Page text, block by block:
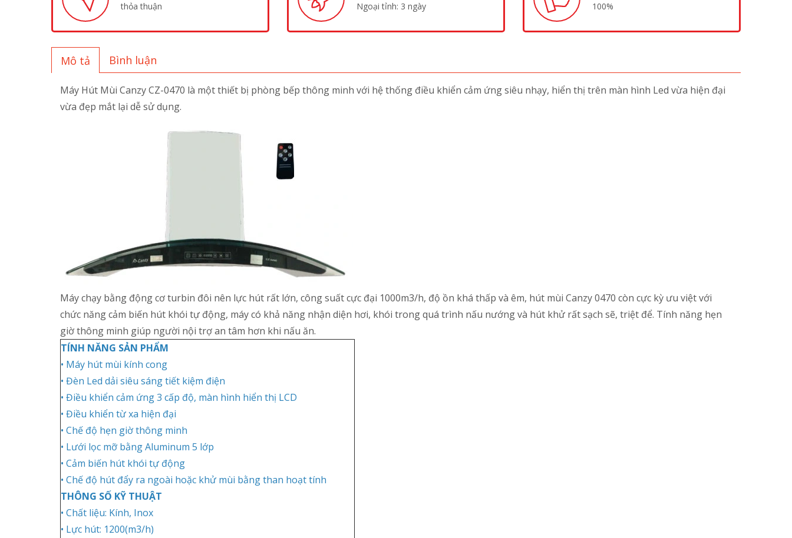
thỏa thuận
Ngoại tỉnh: 3 ngày
100%
Mô tả Bình luận
Máy Hút Mùi Canzy CZ-0470 là một thiết bị phòng bếp thông minh với hệ thống điều khiển cảm ứng siêu nhạy, hiển thị trên màn hình Led vừa hiện đại
vừa đẹp mắt lại dễ sử dụng.
Máy chạy bằng động cơ turbin đôi nên lực hút rất lớn, công suất cực đại 1000m3/h, độ ồn khá thấp và êm, hút mùi Canzy 0470 còn cực kỳ ưu việt với
chức năng cảm biến hút khói tự động, máy có khả năng nhận diện hơi, khói trong quá trình nấu nướng và hút khử rất sạch sẽ, triệt để. Tính năng hẹn
giờ thông minh giúp người nội trợ an tâm hơn khi nấu ăn.
TÍNH NĂNG SẢN PHẨM
• Máy hút mùi kính cong
• Đèn Led dải siêu sáng tiết kiệm điện
• Điều khiển cảm ứng 3 cấp độ, màn hình hiển thị LCD
• Điều khiển từ xa hiện đại
• Chế độ hẹn giờ thông minh
• Lưới lọc mỡ bằng Aluminum 5 lớp
• Cảm biến hút khói tự động
• Chế độ hút đẩy ra ngoài hoặc khử mùi bằng than hoạt tính
THÔNG SỐ KỸ THUẬT
• Chất liệu: Kính, Inox
• Lực hút: 1200(m3/h)